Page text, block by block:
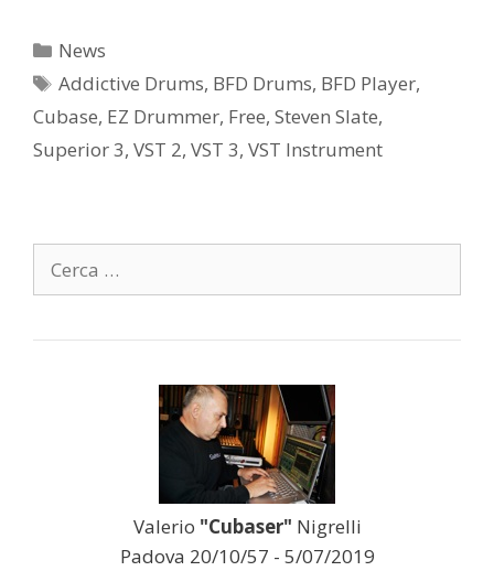
Categorie
News
Tag
Addictive Drums, BFD Drums, BFD Player,
Cubase, EZ Drummer, Free, Steven Slate,
Superior 3, VST 2, VST 3, VST Instrument
Ricerca
Valerio "Cubaser" Nigrelli
Padova 20/10/57 - 5/07/2019